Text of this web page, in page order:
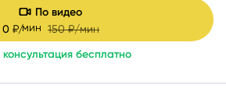
бережно провести вас сквозь
чтобы вы снова
спокойствие и любовь к
По видео
0 ₽/мин150 ₽/мин
консультация бесплатно